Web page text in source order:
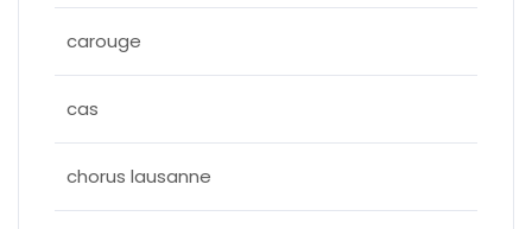
carouge
cas
chorus lausanne